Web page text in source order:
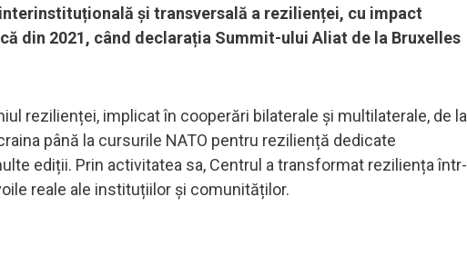
și transversală a rezilienței, cu impact
din 2021, când declarația Summit-ului Aliat de la Bruxelles
rezilienței, implicat în cooperări bilaterale și multilaterale, de la
până la cursurile NATO pentru reziliență dedicate
ediții. Prin activitatea sa, Centrul a transformat reziliența într-
reale ale instituțiilor și comunităților.